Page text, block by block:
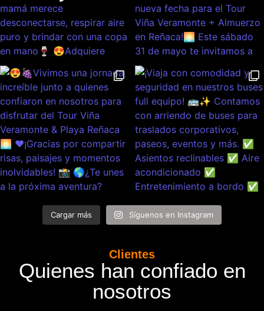
Cargar más Síguenos en Instagram
Clientes
Quienes han confiado en
nosotros